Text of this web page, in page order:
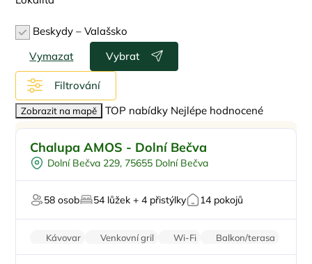
Beskydy – Valašsko
Vymazat
Vybrat
Filtrování
Zobrazit na mapě TOP nabídky Nejlépe hodnocené
Pro skupiny
Pro milovníky přírody
Pro svatby a oslavy
Chalupa AMOS - Dolní Bečva
Dolní Bečva 229, 75655 Dolní Bečva
58 osob 54 lůžek + 4 přistýlky 14 pokojů
Kávovar Venkovní gril Wi-Fi
Balkon/terasa
Zvířata povolena